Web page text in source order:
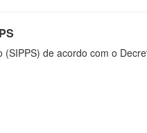
de acordo com o